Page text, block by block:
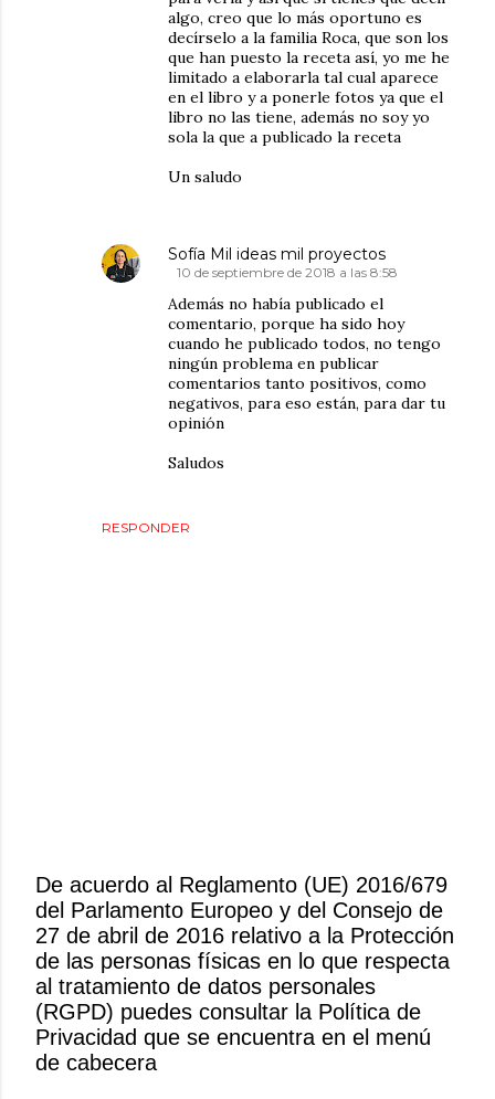
RESPONDER
algo, creo que lo más oportuno es
decírselo a la familia Roca, que son los
que han puesto la receta así, yo me he
limitado a elaborarla tal cual aparece
en el libro y a ponerle fotos ya que el
libro no las tiene, además no soy yo
sola la que a publicado la receta
Un saludo
Sofía Mil ideas mil proyectos
10 de septiembre de 2018 a las 8:58
Además no había publicado el
comentario, porque ha sido hoy
cuando he publicado todos, no tengo
ningún problema en publicar
comentarios tanto positivos, como
negativos, para eso están, para dar tu
opinión
Saludos
P
u
b
l
i
c
a
De acuerdo al Reglamento (UE) 2016/679
del Parlamento Europeo y del Consejo de
27 de abril de 2016 relativo a la Protección
de las personas físicas en lo que respecta
al tratamiento de datos personales
(RGPD) puedes consultar la Política de
Privacidad que se encuentra en el menú
de cabecera